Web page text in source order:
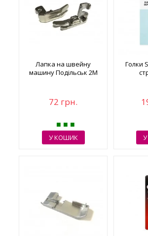
Лапка на швейну
машину Подільськ 2М
72 грн.
У КОШИК
Голки